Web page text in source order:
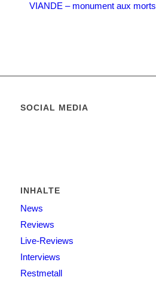
VIANDE – monument aux morts
SOCIAL MEDIA
INHALTE
News
Reviews
Live-Reviews
Interviews
Restmetall